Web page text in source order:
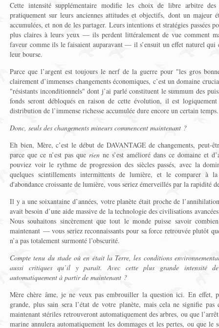
Cette intensité supplémentaire modifie les choix de libre arbitre des
pratiquement sur leurs anciennes attitudes et objectifs, dont un majeur
accumulées, et non de les partager. Leurs intentions et stratégies passées
plus claires à leurs yeux — ils perdent littéralement de vue comment
faveur comme ils le faisaient auparavant — il s’ensuit un effet naturel qui
leur bourse.
Parce que l’argent est toujours le nerf de la guerre pour "les gros
clairement d’immenses changements économiques, c’est un domaine
"résistants inconditionnels" dont j’ai parlé constituent le summum des
fonds seront débloqués en raison de cette évolution, il est
distribution de l’immense richesse accumulée dure encore un certain temps.
Donc, seuls des changements mineurs commencent maintenant ?
Eh bien, Mère, c’est le début de DAVANTAGE de changements, peut-
parce que ce n’est pas que rien ne s’est amélioré dans ce domaine et
pouviez voir le rythme de progression des siècles passés, avec la
quelques scintillements intermittents de lumière, et le comparer à la
d'abondance croissante de lumière, vous seriez émerveillés par la rapidité
Il y a une soixantaine d’années, votre planète était proche de
avait besoin d’une aide massive de la technologie des civilisations
Nous souhaitons sincèrement que tout le monde puisse savoir
maintenant — vous seriez reconnaissants pour sa force retrouvée plutôt
n’a pas totalement surmonté l’obscurité.
Compte tenu du stade où en était la Terre, les conditions
aussi critiques qu’il y paraît. Avec cette plus grande intensité
automatiquement à partir de maintenant ?
Mère chère âme, je ne veux pas embrouiller la question ici. En effet,
grande, plus sain sera l’état de votre planète, mais cela ne signifie pas
maintenant stériles retrouveront automatiquement des arbres, ou que
marine annulera automatiquement les dommages et les pertes, ou que le